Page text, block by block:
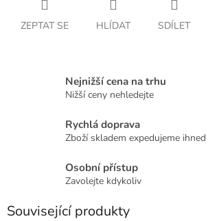
ZEPTAT SE HLÍDAT SDÍLET
Nejnižší cena na trhu
Nižší ceny nehledejte
Rychlá doprava
Zboží skladem expedujeme ihned
Osobní přístup
Zavolejte kdykoliv
Související produkty